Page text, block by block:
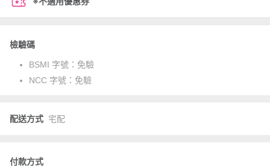
檢驗碼
BSMI 字號： 免驗
NCC 字號： 免驗
配送方式 宅配
付款方式